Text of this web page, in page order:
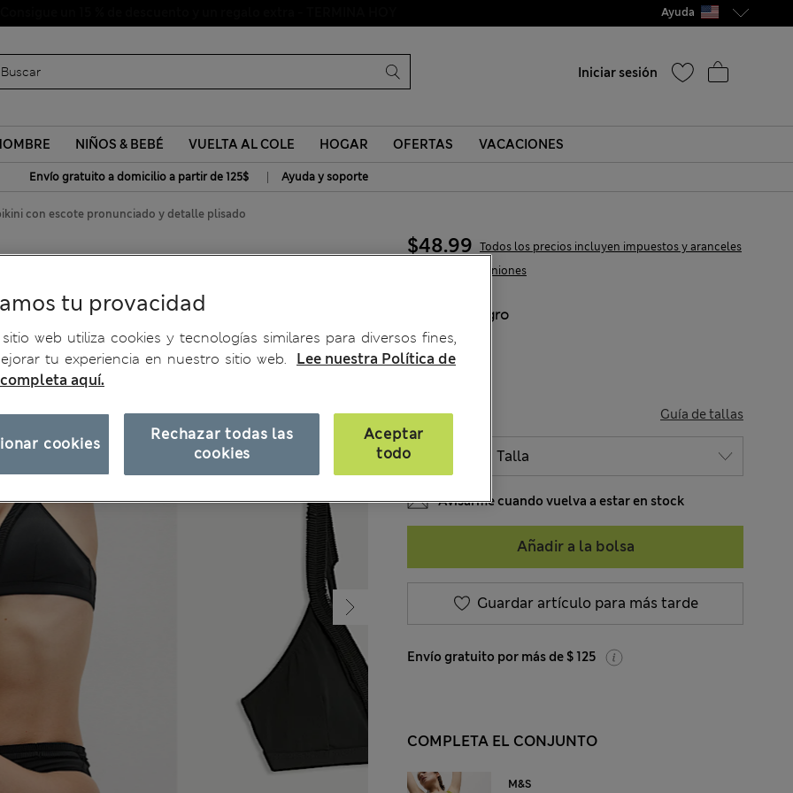
Ayuda
Iniciar sesión
NIÑOS & BEBÉ VUELTA AL COLE HOGAR OFERTAS VACACIONES
Envío gratuito a domicilio a partir de 125$ | Ayuda y soporte
con escote pronunciado y detalle plisado
1 Opiniones
$48.99 Todos los precios incluyen impuestos y aranceles
Negro
TALLA Guía de tallas
Avisarme cuando vuelva a estar en stock
Añadir a la bolsa
Guardar artículo para más tarde
Envío gratuito por más de $ 125
COMPLETA EL CONJUNTO
M&S
tu provacidad
web utiliza cookies y tecnologías similares para diversos fines,
tu experiencia en nuestro sitio web.
Lee nuestra Política de
aquí.
Rechazar todas las
cookies
Aceptar
todo
cookies